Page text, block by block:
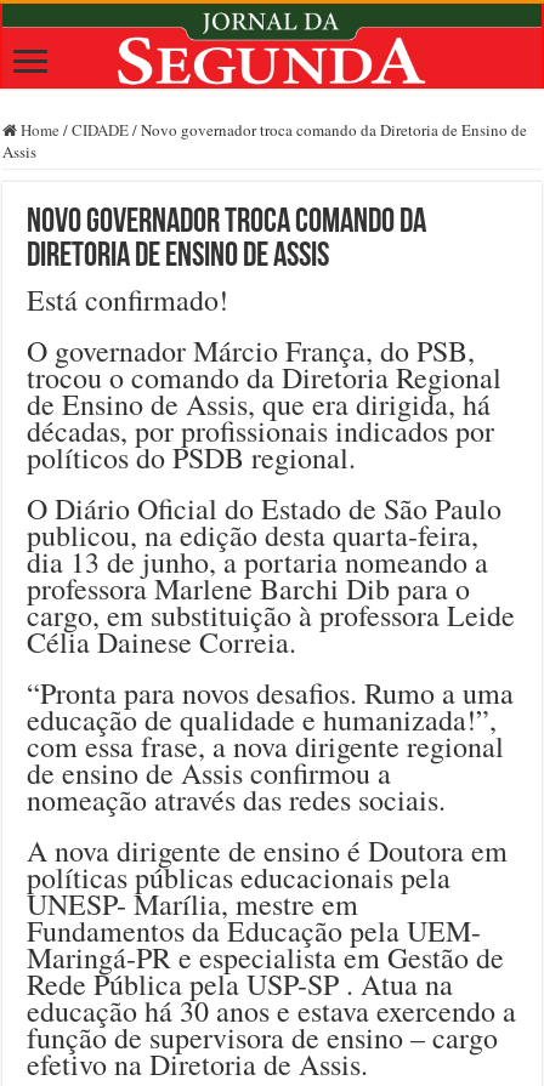
Home /CIDADE/Novo governador troca comando da Diretoria de Ensino de
Assis
Novo governador troca comando da
Diretoria de Ensino de Assis
Está confirmado!
O governador Márcio França, do PSB,
trocou o comando da Diretoria Regional
de Ensino de Assis, que era dirigida, há
décadas, por profissionais indicados por
políticos do PSDB regional.
O Diário Oficial do Estado de São Paulo
publicou, na edição desta quarta-feira,
dia 13 de junho, a portaria nomeando a
professora Marlene Barchi Dib para o
cargo, em substituição à professora Leide
Célia Dainese Correia.
“Pronta para novos desafios. Rumo a uma
educação de qualidade e humanizada!”,
com essa frase, a nova dirigente regional
de ensino de Assis confirmou a
nomeação através das redes sociais.
A nova dirigente de ensino é Doutora em
políticas públicas educacionais pela
UNESP- Marília, mestre em
Fundamentos da Educação pela UEM-
Maringá-PR e especialista em Gestão de
Rede Pública pela USP-SP . Atua na
educação há 30 anos e estava exercendo a
função de supervisora de ensino – cargo
efetivo na Diretoria de Assis.